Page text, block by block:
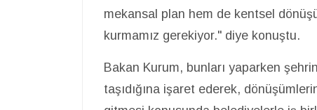
mekansal plan hem de kentsel
kurmamız gerekiyor." diye konuştu.
Bakan Kurum, bunları yaparken
taşıdığına işaret ederek,